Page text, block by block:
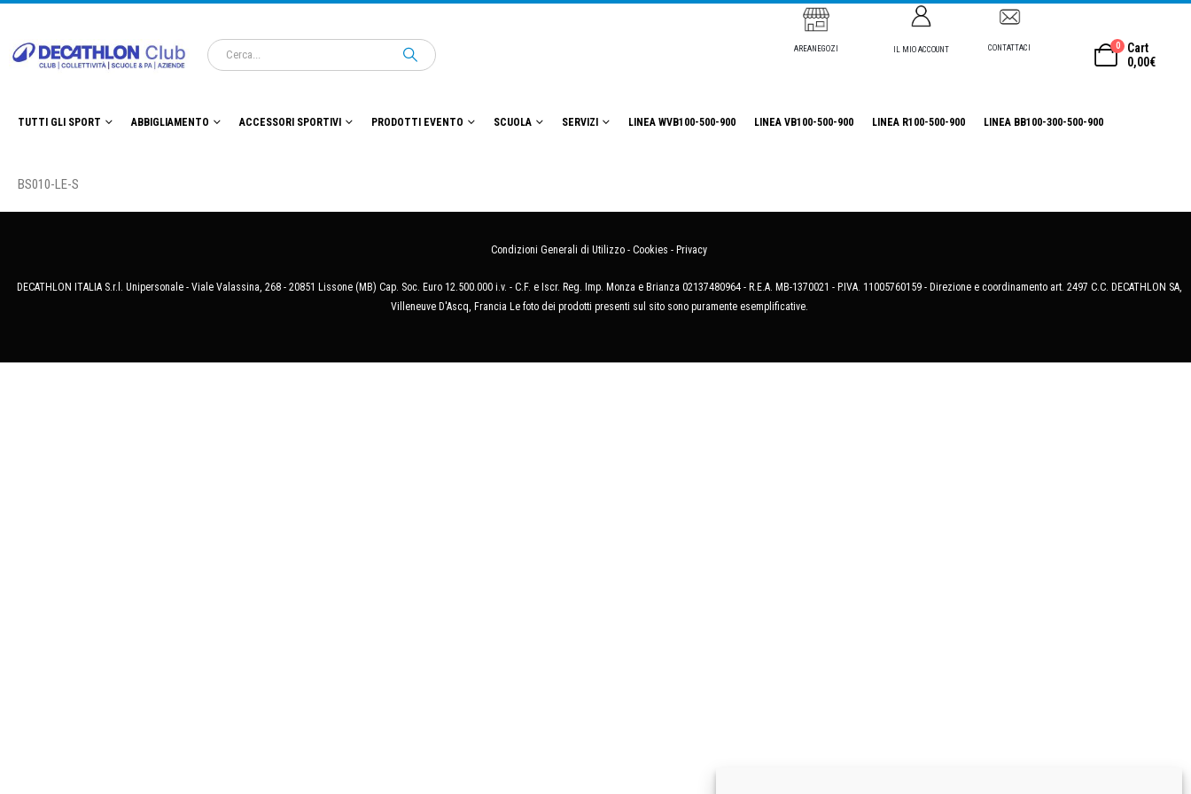
AREANEGOZI IL MIO ACCOUNT CONTATTACI 0
Cart
0,00€
TUTTI GLI SPORT ABBIGLIAMENTO ACCESSORI SPORTIVI PRODOTTI EVENTO SCUOLA SERVIZI LINEA WVB100-500-900 LINEA VB100-500-900 LINEA R100-500-900 LINEA BB100-300-500-900
BS010-LE-S
Condizioni Generali di Utilizzo - Cookies - Privacy
DECATHLON ITALIA S.r.l. Unipersonale - Viale Valassina, 268 - 20851 Lissone (MB) Cap. Soc. Euro 12.500.000 i.v. - C.F. e Iscr. Reg. Imp. Monza e Brianza 02137480964 - R.E.A. MB-1370021 - P.IVA. 11005760159 - Direzione e coordinamento art. 2497 C.C. DECATHLON SA,
Villeneuve D'Ascq, Francia Le foto dei prodotti presenti sul sito sono puramente esemplificative.